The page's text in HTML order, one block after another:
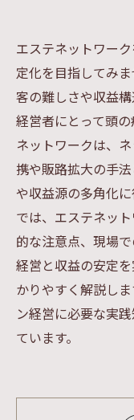
エステネットワー
定化を目指してみ
客の難しさや収益構
経営者にとって頭
ネットワークは、
携や販路拡大の手
や収益源の多角化
では、エステネッ
的な注意点、現場
経営と収益の安定
かりやすく解説し
ン経営に必要な実
ています。